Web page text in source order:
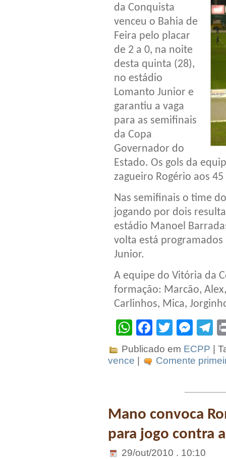
da Conquista
venceu o Bahia de
Feira pelo placar
de 2 a 0, na noite
desta quinta (28),
no estádio
Lomanto Junior e
garantiu a vaga
para as semifinais
da Copa
Governador do
Estado. Os gols da
zagueiro Rogério aos
Nas semifinais o time
jogando por dois
estádio Manoel
volta está
Junior.
A equipe do Vitória da
formação: Marcão,
Carlinhos, Mica,
WhatsApp
Facebook
Twitter
Publicado em ECPP |
vence
Comente
Mano convoca
para jogo contra
29/out/2010 . 10:10